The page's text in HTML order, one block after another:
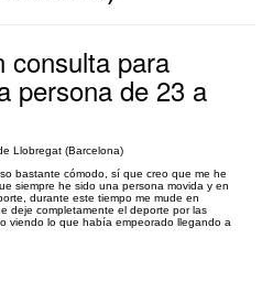
consulta para
persona de 23 a
Llobregat (Barcelona)
bastante cómodo, sí que creo que me he
siempre he sido una persona movida y en
durante este tiempo me mude en
deje completamente el deporte por las
viendo lo que había empeorado llegando a